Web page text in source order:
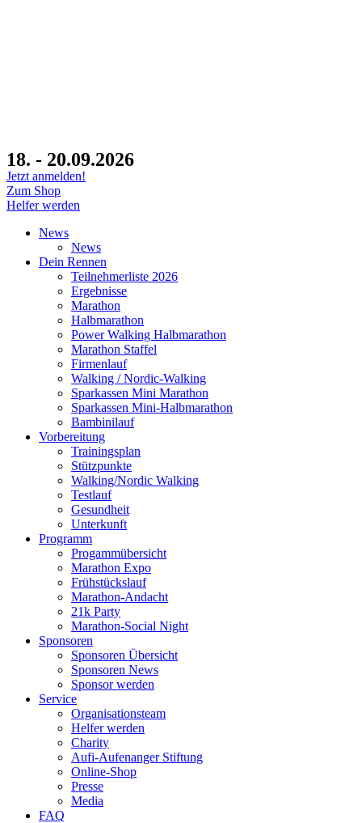
18. - 20.09.2026
Jetzt anmelden!
Zum Shop
Helfer werden
News
News
Dein Rennen
Teilnehmerliste 2026
Ergebnisse
Marathon
Halbmarathon
Power Walking Halbmarathon
Marathon Staffel
Firmenlauf
Walking / Nordic-Walking
Sparkassen Mini Marathon
Sparkassen Mini-Halbmarathon
Bambinilauf
Vorbereitung
Trainingsplan
Stützpunkte
Walking/Nordic Walking
Testlauf
Gesundheit
Unterkunft
Programm
Progammübersicht
Marathon Expo
Frühstückslauf
Marathon-Andacht
21k Party
Marathon-Social Night
Sponsoren
Sponsoren Übersicht
Sponsoren News
Sponsor werden
Service
Organisationsteam
Helfer werden
Charity
Aufi-Aufenanger Stiftung
Online-Shop
Presse
Media
FAQ